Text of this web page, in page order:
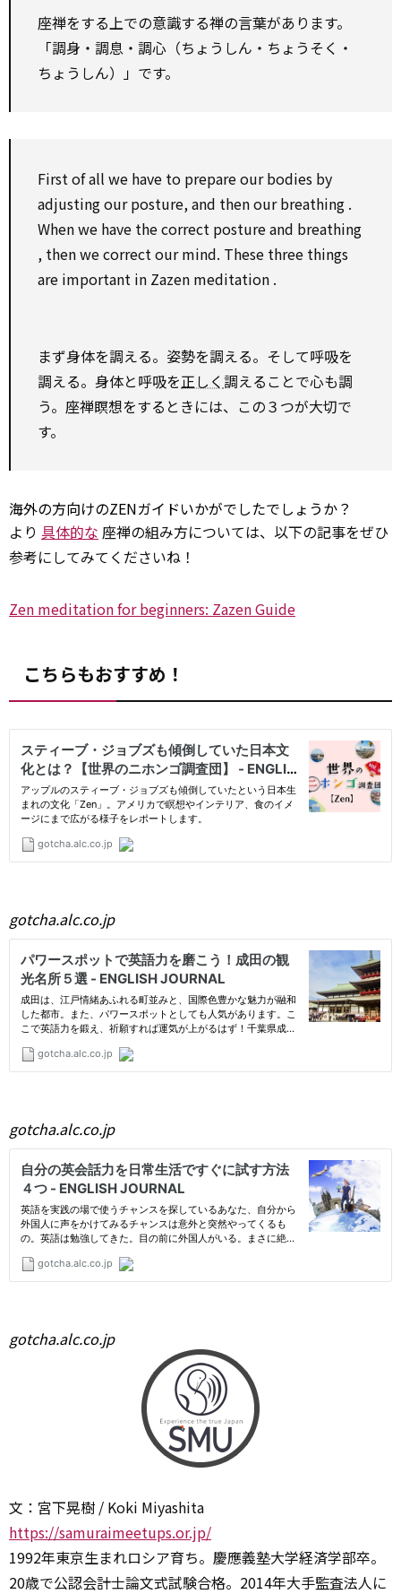
座禅をする上での意識する禅の言葉があります。
「調身・調息・調心（ちょうしん・ちょうそく・
ちょうしん）」です。
First of all we have to prepareour bodies by
adjusting our posture, and thenourbreathing .
When we have thecorrect posture and breathing
, thenwecorrect our mind. These three things
are important in Zazen meditation .
まず身体を調える。姿勢を調える。そして呼吸を
調える。身体と呼吸を正しく 調えることで心も調
う。座禅瞑想をするときには、この３つが大切で
す。
海外の方向けのZENガイドいかがでしたでしょうか？
より 具体的な 座禅の組み方については、以下の記事をぜひ
参考にしてみてくださいね！
Zen meditation for beginners: Zazen Guide
こちらもおすすめ！
gotcha.alc.co.jp
gotcha.alc.co.jp
gotcha.alc.co.jp
文：宮下晃樹 / Koki Miyashita
https://samuraimeetups.or.jp/
1992年東京生まれロシア育ち。慶應義塾大学経済学部卒。
20歳で公認会計士論文式試験合格。2014年大手監査法人に